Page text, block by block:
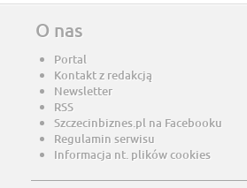
O nas
Portal
Kontakt z redakcją
Newsletter
RSS
Szczecinbiznes.pl na Facebooku
Regulamin serwisu
Informacja nt. plików cookies